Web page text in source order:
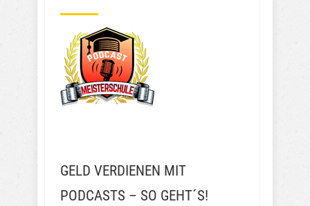
GELD VERDIENEN MIT
PODCASTS – SO GEHT´S!